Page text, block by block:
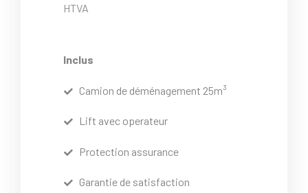
HTVA
Inclus
Camion de déménagement 25m³
Lift avec operateur
Protection assurance
Garantie de satisfaction